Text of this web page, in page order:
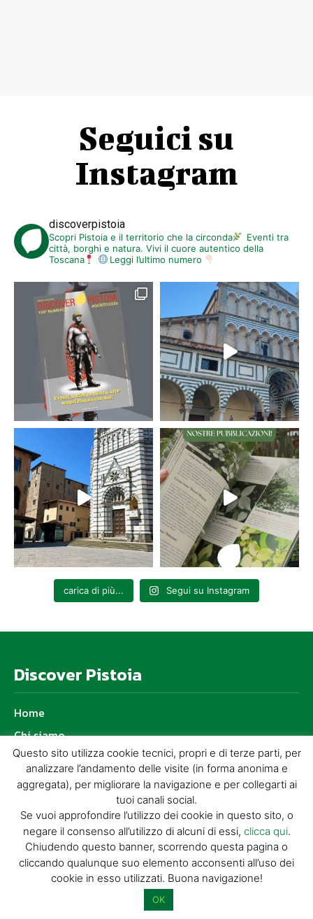
Seguici su
Instagram
discoverpistoia
Scopri Pistoia e il territorio che la circonda
Eventi tra
città, borghi e natura. Vivi il cuore autentico della
Toscana
Leggi l’ultimo numero
carica di più... Segui su Instagram
Discover Pistoia
Home
Chi siamo
Promuovi la tua attività
Contatti
Articoli recenti
SENZA FILI – PINOCCHIO STREET
FESTIVAL
IN CODA DI LETTURA… LA MONTAGNA A
Questo sito utilizza cookie tecnici, propri e di terze parti, per
analizzare l’andamento delle visite (in forma anonima e
aggregata), per migliorare la navigazione e per collegarti ai
tuoi canali social.
Se vuoi approfondire l’utilizzo dei cookie in questo sito, o
negare il consenso all’utilizzo di alcuni di essi, clicca qui.
Chiudendo questo banner, scorrendo questa pagina o
cliccando qualunque suo elemento acconsenti all’uso dei
cookie in esso utilizzati. Buona navigazione!
OK